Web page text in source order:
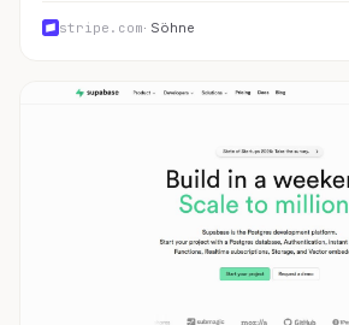
stripe.com· Söhne